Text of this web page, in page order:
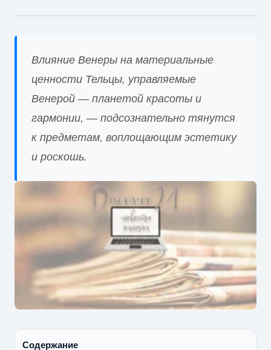
Влияние Венеры на материальные
ценности Тельцы, управляемые
Венерой — планетой красоты и
гармонии, — подсознательно тянутся
к предметам, воплощающим эстетику
и роскошь.
Содержание